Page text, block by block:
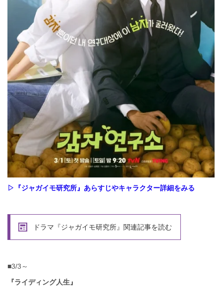
▷『ジャガイモ研究所』あらすじやキャラクター詳細をみる
ドラマ『ジャガイモ研究所』関連記事を読む
■3/3～
『ライディング人生』